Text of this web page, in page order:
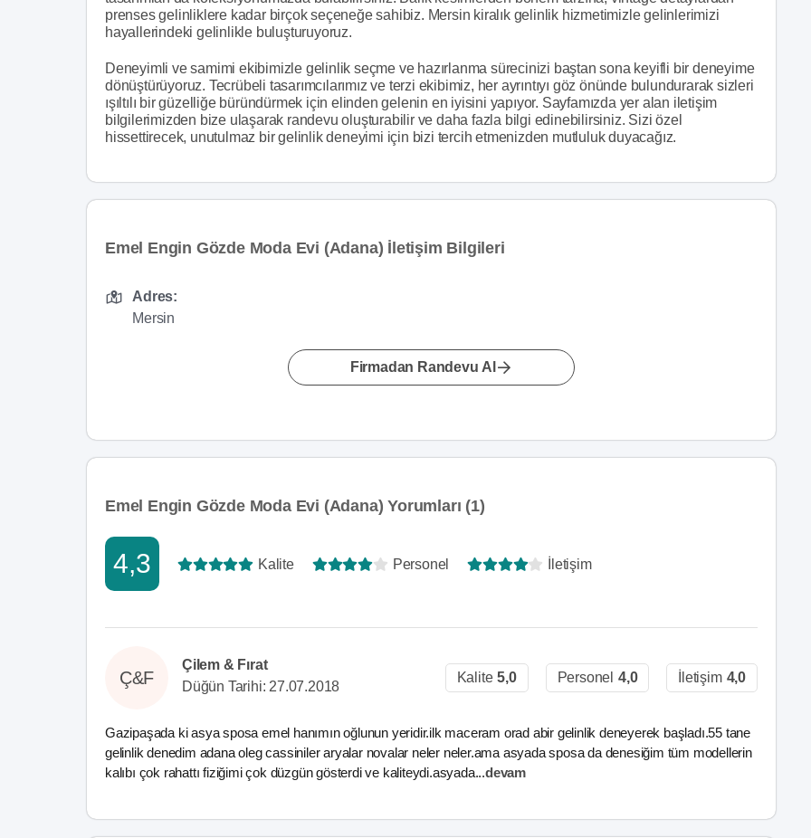
prenses gelinliklere kadar birçok seçeneğe sahibiz. Mersin kiralık gelinlik hizmetimizle gelinlerimizi
hayallerindeki gelinlikle buluşturuyoruz.
Deneyimli ve samimi ekibimizle gelinlik seçme ve hazırlanma sürecinizi baştan sona keyifli bir deneyime
dönüştürüyoruz. Tecrübeli tasarımcılarımız ve terzi ekibimiz, her ayrıntıyı göz önünde bulundurarak sizleri
ışıltılı bir güzelliğe büründürmek için elinden gelenin en iyisini yapıyor. Sayfamızda yer alan iletişim
bilgilerimizden bize ulaşarak randevu oluşturabilir ve daha fazla bilgi edinebilirsiniz. Sizi özel
hissettirecek, unutulmaz bir gelinlik deneyimi için bizi tercih etmenizden mutluluk duyacağız.
Emel Engin Gözde Moda Evi (Adana) İletişim Bilgileri
Adres:
Mersin
Firmadan Randevu Al
Emel Engin Gözde Moda Evi (Adana) Yorumları (1)
4,3 Kalite Personel İletişim
Ç&F
Çilem & Fırat
Düğün Tarihi: 27.07.2018
Kalite 5,0 Personel 4,0 İletişim 4,0
Gazipaşada ki asya sposa emel hanımın oğlunun yeridir.ilk maceram orad abir gelinlik deneyerek başladı.55 tane
gelinlik denedim adana oleg cassiniler aryalar novalar neler neler.ama asyada sposa da denesiğim tüm modellerin
kalıbı çok rahattı fiziğimi çok düzgün gösterdi ve kaliteydi.asyada...devam